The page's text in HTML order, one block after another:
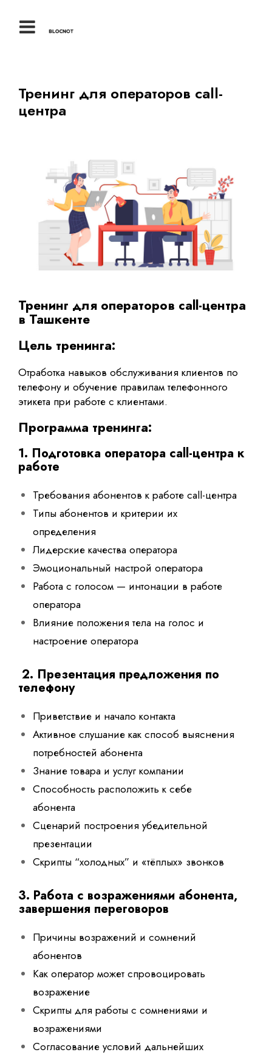
Тренинг для операторов call-
центра
Тренинг для операторов call-центра
в Ташкенте
Цель тренинга:
Отработка навыков обслуживания клиентов по
телефону и обучение правилам телефонного
этикета при работе с клиентами.
Программа тренинга:
1. Подготовка оператора call-центра к
работе
Требования абонентов к работе call-центра
Типы абонентов и критерии их
определения
Лидерские качества оператора
Эмоциональный настрой оператора
Работа с голосом — интонации в работе
оператора
Влияние положения тела на голос и
настроение оператора
2. Презентация предложения по
телефону
Приветствие и начало контакта
Активное слушание как способ выяснения
потребностей абонента
Знание товара и услуг компании
Способность расположить к себе
абонента
Сценарий построения убедительной
презентации
Скрипты “холодных” и «тёплых» звонков
3. Работа с возражениями абонента,
завершения переговоров
Причины возражений и сомнений
абонентов
Как оператор может спровоцировать
возражение
Скрипты для работы с сомнениями и
возражениями
Согласование условий дальнейших